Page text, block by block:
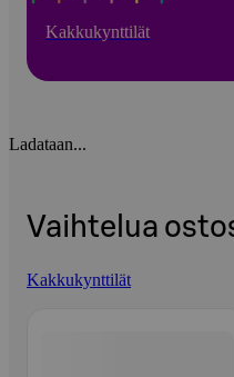
Kakkukynttilät
Ladataan...
Vaihtelua
Kakkukynttilät